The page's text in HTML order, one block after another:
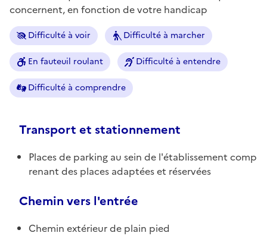
concernent, en fonction de votre handicap
Difficulté à voir Difficulté à marcher
En fauteuil roulant Difficulté à entendre
Difficulté à comprendre
Transport et stationnement
Places de parking au sein de l'établissement comp
renant des places adaptées et réservées
Chemin vers l'entrée
Chemin extérieur de plain pied